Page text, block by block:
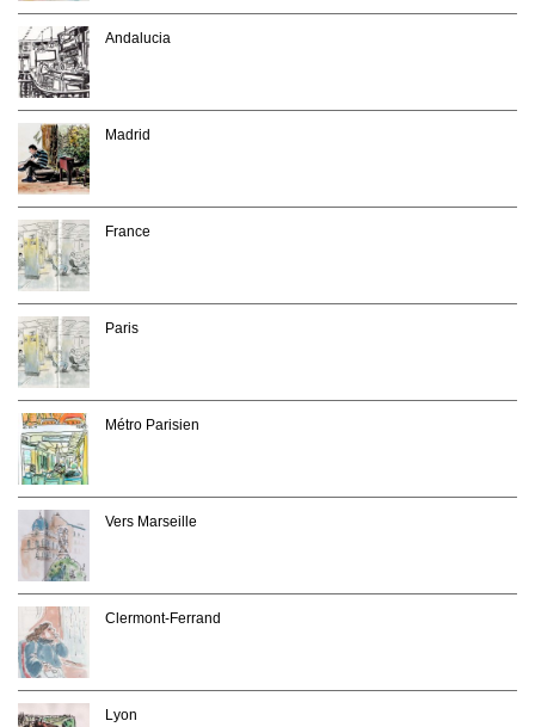
Andalucia
Madrid
France
Paris
Métro Parisien
Vers Marseille
Clermont-Ferrand
Lyon